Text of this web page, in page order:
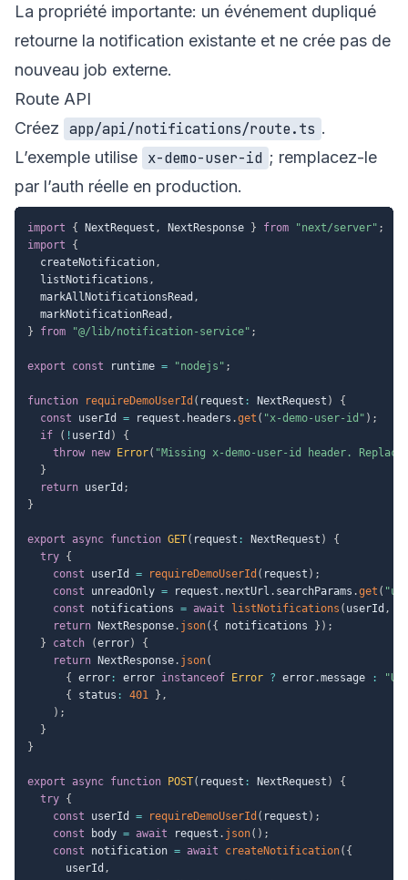
La propriété importante: un événement dupliqué
retourne la notification existante et ne crée pas de
nouveau job externe.
Route API
Créez app/api/notifications/route.ts .
L’exemple utilise x-demo-user-id ; remplacez-le
par l’auth réelle en production.
import { NextRequest , NextResponse } from "next/server" ;
import
{
  createNotification
,
  listNotifications
,
  markAllNotificationsRead
,
  markNotificationRead
,
}
from "@/lib/notification-service" ;
export const runtime = "nodejs" ;
function requireDemoUserId ( request : NextRequest )
{
const userId = request . headers .get ( "x-demo-user-id" ) ;
if
( ! userId )
{
throw new Error( "Missing x-demo-user-id header.
}
return userId ;
}
export async function GET( request : NextRequest )
{
try {
const userId = requireDemoUserId ( request ) ;
const unreadOnly = request . nextUrl . searchParams .get (
const notifications = await listNotifications ( userId ,
return NextResponse. json( { notifications } ) ;
}
catch (error)
{
return NextResponse. json(
{
error : error instanceof Error ? error.message :
{
status : 401 } ,
) ;
}
}
export async function POST( request : NextRequest )
{
try {
const userId = requireDemoUserId ( request ) ;
const body = await request . json( ) ;
const notification = await createNotification( {
      userId
,